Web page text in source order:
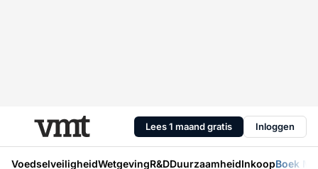
Lees 1 maand gratis Inloggen
VoedselveiligheidWetgevingR&DDuurzaamheidInkoopBoek